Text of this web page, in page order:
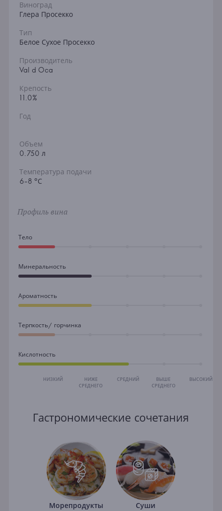
Виноград
Глера Просекко
Тип
Белое Сухое Просекко
Производитель
Val d Oca
Крепость
11.0%
Год
Объем
0.750 л
Температура подачи
6-8 °С
Профиль вина
Тело
Минеральность
Ароматность
Терпкость/ горчинка
Кислотность
НИЗКИЙ
НИЖЕ
СРЕДНЕГО
СРЕДНИЙ
ВЫШЕ
СРЕДНЕГО
ВЫСОКИЙ
Гастрономические сочетания
Морепродукты Суши